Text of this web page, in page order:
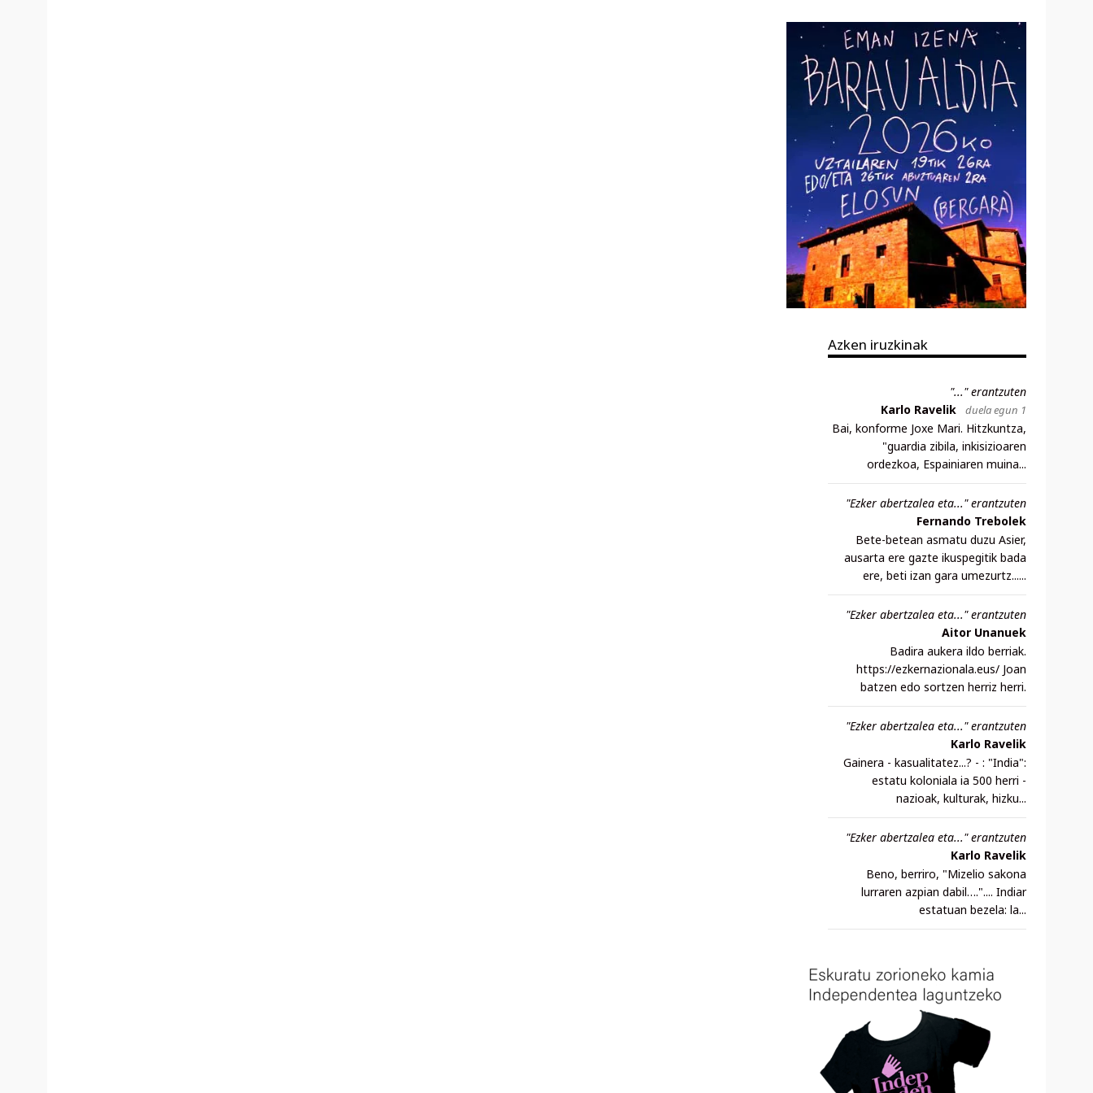
Azken iruzkinak
"..." erantzuten
Karlo Ravelik
duela egun 1
Bai, konforme Joxe Mari. Hitzkuntza,
"guardia zibila, inkisizioaren
ordezkoa, Espainiaren muina...
"Ezker abertzalea eta..." erantzuten
Fernando Trebolek
Bete-betean asmatu duzu Asier,
ausarta ere gazte ikuspegitik bada
ere, beti izan gara umezurtz......
"Ezker abertzalea eta..." erantzuten
Aitor Unanuek
Badira aukera ildo berriak.
https://ezkernazionala.eus/ Joan
batzen edo sortzen herriz herri.
"Ezker abertzalea eta..." erantzuten
Karlo Ravelik
Gainera - kasualitatez...? - : "India":
estatu koloniala ia 500 herri -
nazioak, kulturak, hizku...
"Ezker abertzalea eta..." erantzuten
Karlo Ravelik
Beno, berriro, "Mizelio sakona
lurraren azpian dabil….".... Indiar
estatuan bezela: la...